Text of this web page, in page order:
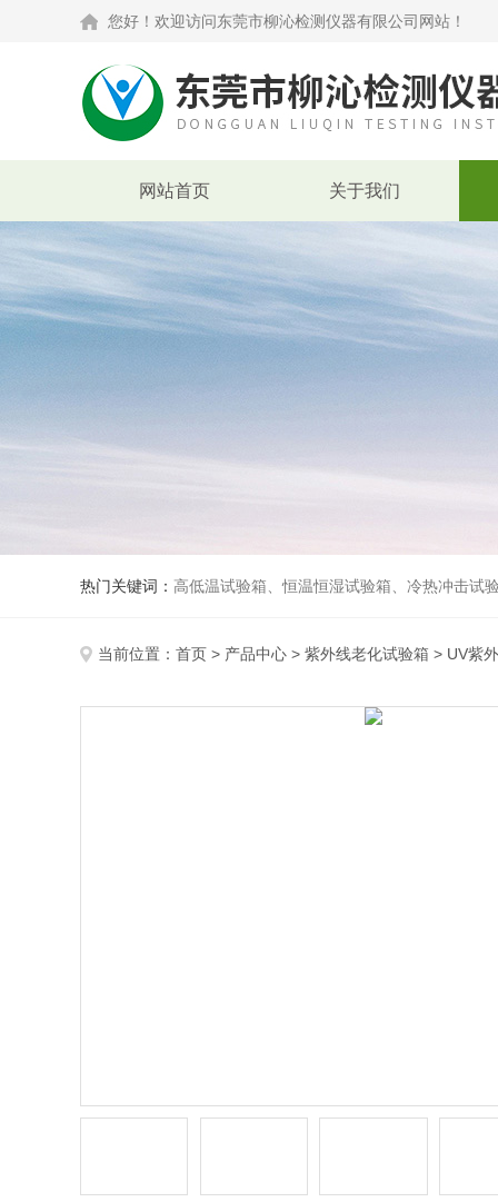
您好！欢迎访问东莞市柳沁检测仪器有限公司网站！
网站首页 关于我们
热门关键词： 高低温试验箱、恒温恒湿试验箱、冷热冲击试验箱、紫外线老化试验箱、氙灯老化试验箱、快速升降温试验箱、淋雨
当前位置： 首页 > 产品中心 > 紫外线老化试验箱 > UV紫